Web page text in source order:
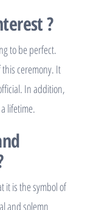
?
to be perfect.
ceremony. It
In addition,
lifetime.
it is the symbol of
and solemn